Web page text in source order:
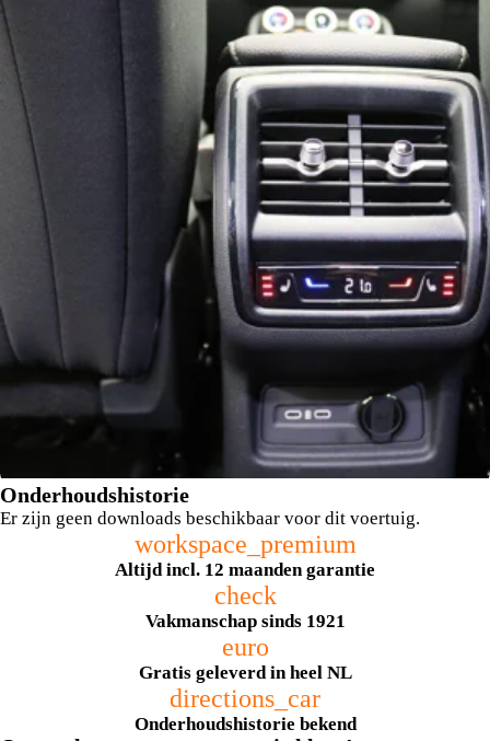
achterstoelen verwarmd
Onderhoudshistorie
Er zijn geen downloads beschikbaar voor dit voertuig.
workspace_premium
Altijd incl. 12 maanden garantie
check
Vakmanschap sinds 1921
euro
Gratis geleverd in heel NL
directions_car
Onderhoudshistorie bekend